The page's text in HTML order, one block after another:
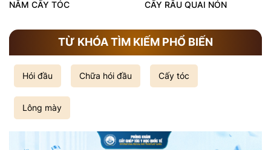
NĂM CẤY TÓC
CẤY RÂU QUAI NÓN
TỪ KHÓA TÌM KIẾM PHỔ BIẾN
Hói đầu Chữa hói đầu Cấy tóc
Lông mày